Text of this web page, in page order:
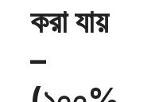
করা যায়
–